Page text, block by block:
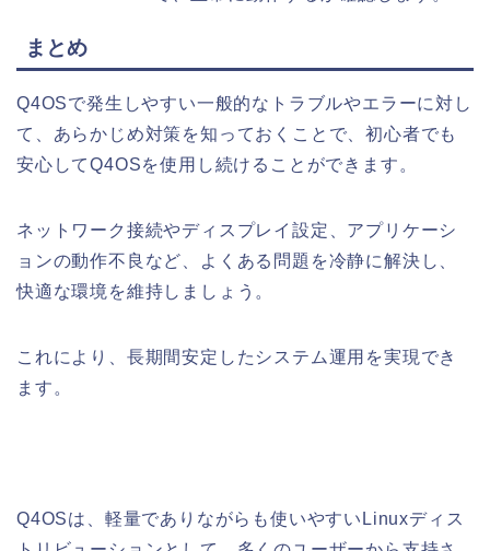
まとめ
Q4OSで発生しやすい一般的なトラブルやエラーに対し
て、あらかじめ対策を知っておくことで、初心者でも
安心してQ4OSを使用し続けることができます。
ネットワーク接続やディスプレイ設定、アプリケーシ
ョンの動作不良など、よくある問題を冷静に解決し、
快適な環境を維持しましょう。
これにより、長期間安定したシステム運用を実現でき
ます。
Q4OSは、軽量でありながらも使いやすいLinuxディス